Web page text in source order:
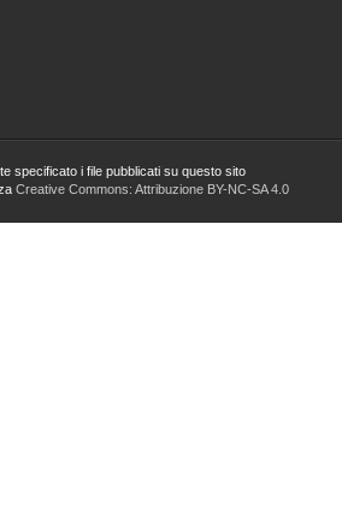
specificato i file pubblicati su questo sito
Creative Commons: Attribuzione BY-NC-SA 4.0